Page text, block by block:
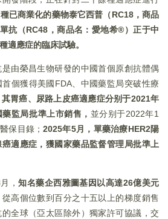
已商業化的藥物泰它西普（RC18，商品
抗（RC48，商品名：愛地希®）正于中
適應症的臨床試驗。
由榮昌生物研發的中國首個原創抗體偶
個獲得美國FDA、中國藥監局突破性療
其胃癌、尿路上皮癌適應症分别于2021年
監局批準上市銷售， 並分别于2022年1
保目錄；2025年5月，單藥治療HER2陽
適應症，獲國家藥品監督管理局批準上
，知名藥企西雅圖基因以高達26億美元
從高個位數到百分之十五以上的梯度銷售
全球（亞太區除外）獨家許可協議，交